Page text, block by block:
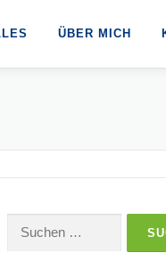
ÜBER MICH